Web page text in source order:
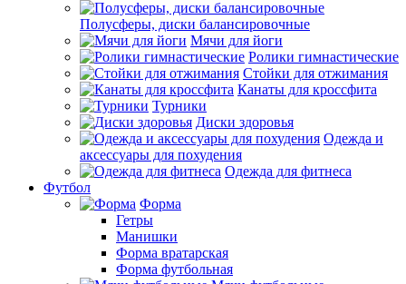
Полусферы, диски балансировочные
Мячи для йоги
Ролики гимнастические
Стойки для отжимания
Канаты для кроссфита
Турники
Диски здоровья
Одежда и
аксессуары для похудения
Одежда для фитнеса
Футбол
Форма
Гетры
Манишки
Форма вратарская
Форма футбольная